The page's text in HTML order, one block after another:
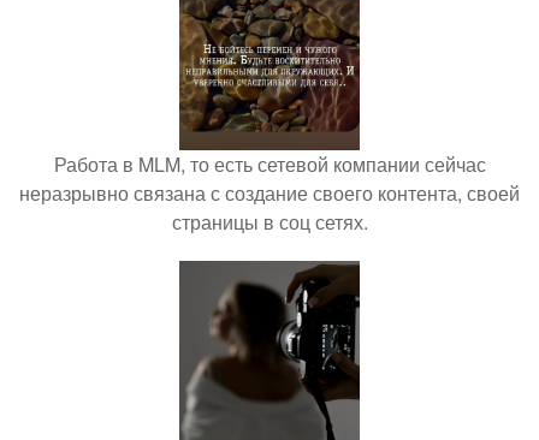
Работа в MLM, то есть сетевой компании сейчас
неразрывно связана с создание своего контента, своей
страницы в соц сетях.